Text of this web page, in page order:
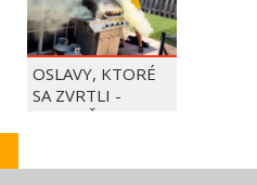
OSLAVY, KTORÉ
SA ZVRTLI -
NAJLEPŠIE